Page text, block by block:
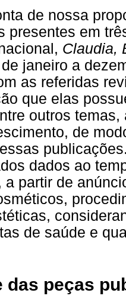
de nossa
presentes em
Claudia,
janeiro a
as referidas
que elas
outros
de
dados ao
a partir de
de saúde e
das peças